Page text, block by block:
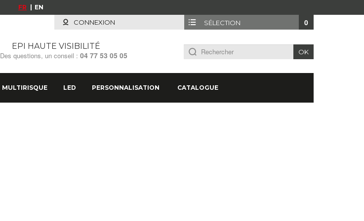
FR EN
SÉLECTION 0
CONNEXION
EPI HAUTE VISIBILITÉ
Des questions, un conseil : 04 77 53 05 05 OK
MULTIRISQUE LED PERSONNALISATION CATALOGUE